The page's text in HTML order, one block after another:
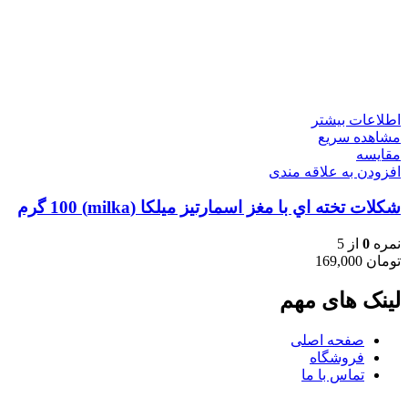
اطلاعات بیشتر
مشاهده سریع
مقایسه
افزودن به علاقه مندی
شكلات تخته اي با مغز اسمارتيز ميلكا (milka) 100 گرم
نمره 0 از 5
تومان
لینک های مهم
صفحه اصلی
فروشگاه
تماس با ما